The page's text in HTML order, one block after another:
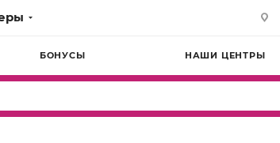
БОНУСЫ НАШИ ЦЕНТРЫ